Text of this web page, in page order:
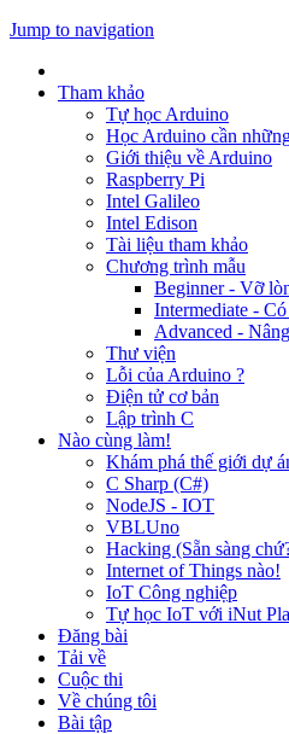
Jump to navigation
Tham khảo
Tự học Arduino
Học Arduino cần
Giới thiệu về Arduino
Raspberry Pi
Intel Galileo
Intel Edison
Tài liệu tham khảo
Chương trình mẫu
Beginner - Vỡ
Intermediate -
Advanced -
Thư viện
Lỗi của Arduino ?
Điện tử cơ bản
Lập trình C
Nào cùng làm!
Khám phá thế giới dự
C Sharp (C#)
NodeJS - IOT
VBLUno
Hacking (Sẵn sàng
Internet of Things nào!
IoT Công nghiệp
Tự học IoT với iNut
Đăng bài
Tải về
Cuộc thi
Về chúng tôi
Bài tập